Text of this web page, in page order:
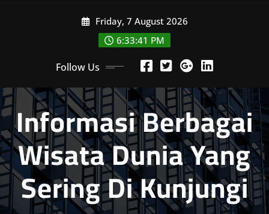
Friday, 7 August 2026
6:33:42 PM
Follow Us
Informasi Berbagai
Wisata Dunia Yang
Sering Di Kunjungi